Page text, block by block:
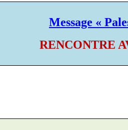
Message «
RENCONTRE